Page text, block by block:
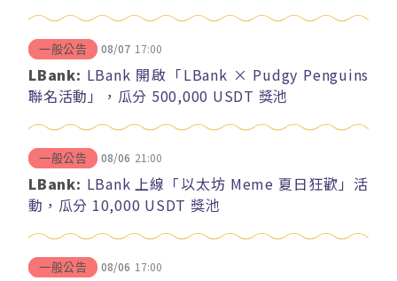
一般公告 08/07 17:00
LBank: LBank 開啟「LBank × Pudgy Penguins
聯名活動」，瓜分 500,000 USDT 獎池
一般公告 08/06 21:00
LBank: LBank 上線「以太坊 Meme 夏日狂歡」活
動，瓜分 10,000 USDT 獎池
一般公告 08/06 17:00